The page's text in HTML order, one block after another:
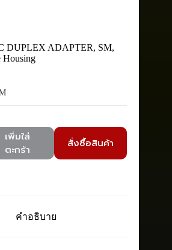
DUPLEX ADAPTER, SM,
Housing
เพิ่มใส่
ตะกร้า
สั่งซื้อสินค้า
คำอธิบาย